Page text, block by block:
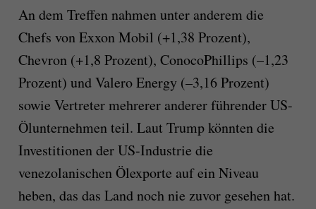
An dem Treffen nahmen unter anderem die
Chefs von Exxon Mobil (+1,38 Prozent),
Chevron (+1,8 Prozent), ConocoPhillips (–1,23
Prozent) und Valero Energy (–3,16 Prozent)
sowie Vertreter mehrerer anderer führender US-
Ölunternehmen teil. Laut Trump könnten die
Investitionen der US-Industrie die
venezolanischen Ölexporte auf ein Niveau
heben, das das Land noch nie zuvor gesehen hat.